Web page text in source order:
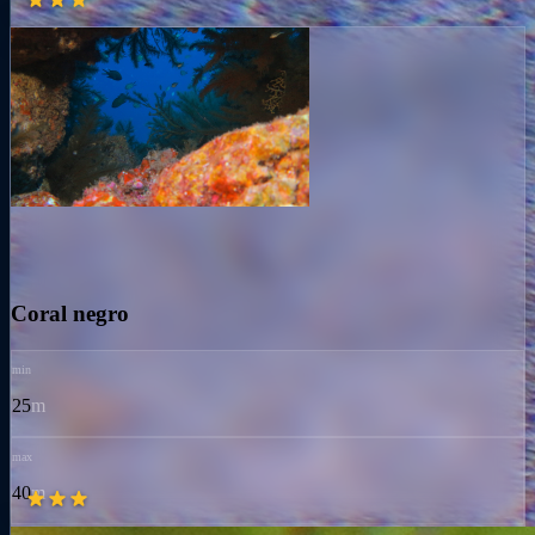
Coral negro
min
25m
max
40m